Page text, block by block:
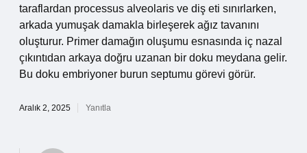
taraflardan processus alveolaris ve diş eti sınırlarken,
arkada yumuşak damakla birleşerek ağız tavanını
oluşturur. Primer damağın oluşumu esnasında iç nazal
çıkıntıdan arkaya doğru uzanan bir doku meydana gelir.
Bu doku embriyoner burun septumu görevi görür.
Aralık 2, 2025 Yanıtla